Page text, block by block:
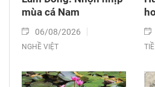
mùa cá Nam
06/08/2026
NGHỀ VIỆT